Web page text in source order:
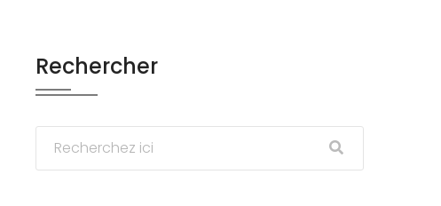
Rechercher